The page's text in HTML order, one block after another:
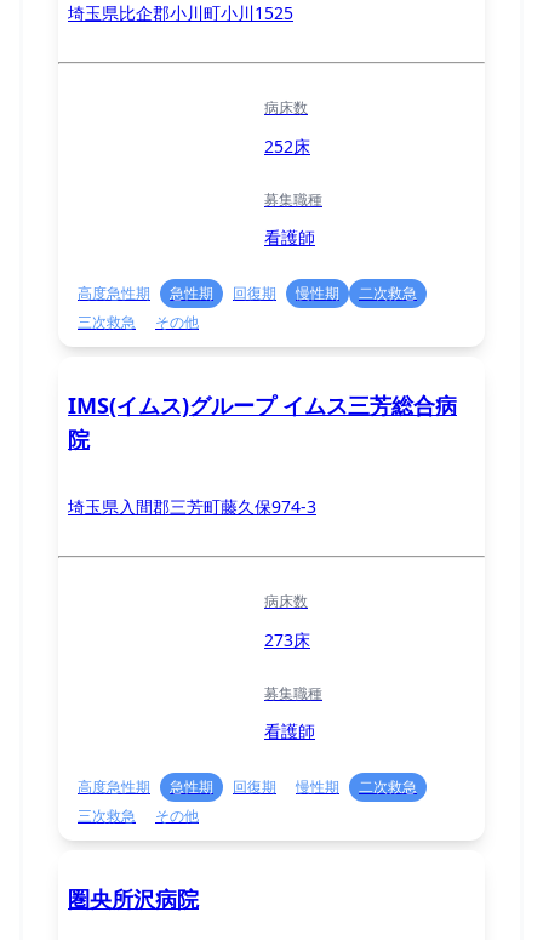
埼玉県比企郡小川町小川1525
病床数
252床
募集職種
看護師
高度急性期 急性期 回復期 慢性期
二次救急
三次救急
その他
IMS(イムス)グループ イムス三芳総合病
院
埼玉県入間郡三芳町藤久保974-3
病床数
273床
募集職種
看護師
高度急性期 急性期 回復期 慢性期
二次救急
三次救急
その他
圏央所沢病院